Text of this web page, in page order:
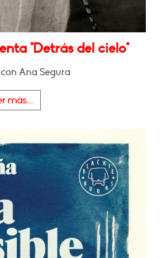
"Detrás del cielo"
Ana Segura
más...